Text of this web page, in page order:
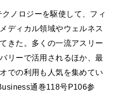
ノロジーを駆使して、フィ
ディカル領域やウェルネス
きた。多くの一流アスリー
リーで活用されるほか、最
での利用も人気を集めてい
通巻118号P106参